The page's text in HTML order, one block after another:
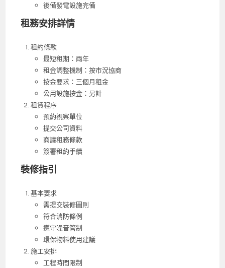
後備發電設施完備
租務安排詳情
租約條款
最短租期：兩年
租金調整機制：按市況協商
按金要求：三個月租金
公用設施按金：另計
租賃程序
預約視察單位
提交公司資料
商議租務條款
簽署租約手續
裝修指引
基本要求
需提交裝修圖則
符合消防條例
遵守噪音管制
環保物料使用建議
施工安排
工程時間限制